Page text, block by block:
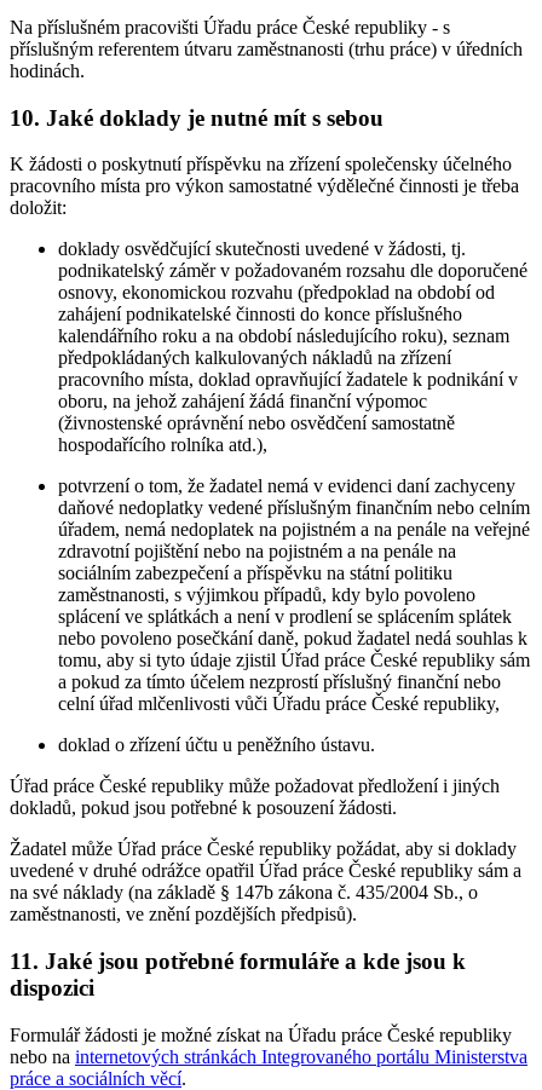
Na příslušném pracovišti Úřadu práce České republiky - s
příslušným referentem útvaru zaměstnanosti (trhu práce) v úředních
hodinách.
10. Jaké doklady je nutné mít s sebou
K žádosti o poskytnutí příspěvku na zřízení společensky účelného
pracovního místa pro výkon samostatné výdělečné činnosti je třeba
doložit:
doklady osvědčující skutečnosti uvedené v žádosti, tj.
podnikatelský záměr v požadovaném rozsahu dle doporučené
osnovy, ekonomickou rozvahu (předpoklad na období od
zahájení podnikatelské činnosti do konce příslušného
kalendářního roku a na období následujícího roku), seznam
předpokládaných kalkulovaných nákladů na zřízení
pracovního místa, doklad opravňující žadatele k podnikání v
oboru, na jehož zahájení žádá finanční výpomoc
(živnostenské oprávnění nebo osvědčení samostatně
hospodařícího rolníka atd.),
potvrzení o tom, že žadatel nemá v evidenci daní zachyceny
daňové nedoplatky vedené příslušným finančním nebo celním
úřadem, nemá nedoplatek na pojistném a na penále na veřejné
zdravotní pojištění nebo na pojistném a na penále na
sociálním zabezpečení a příspěvku na státní politiku
zaměstnanosti, s výjimkou případů, kdy bylo povoleno
splácení ve splátkách a není v prodlení se splácením splátek
nebo povoleno posečkání daně, pokud žadatel nedá souhlas k
tomu, aby si tyto údaje zjistil Úřad práce České republiky sám
a pokud za tímto účelem nezprostí příslušný finanční nebo
celní úřad mlčenlivosti vůči Úřadu práce České republiky,
doklad o zřízení účtu u peněžního ústavu.
Úřad práce České republiky může požadovat předložení i jiných
dokladů, pokud jsou potřebné k posouzení žádosti.
Žadatel může Úřad práce České republiky požádat, aby si doklady
uvedené v druhé odrážce opatřil Úřad práce České republiky sám a
na své náklady (na základě § 147b zákona č. 435/2004 Sb., o
zaměstnanosti, ve znění pozdějších předpisů).
11. Jaké jsou potřebné formuláře a kde jsou k
dispozici
Formulář žádosti je možné získat na Úřadu práce České republiky
nebo na internetových stránkách Integrovaného portálu Ministerstva
práce a sociálních věcí.